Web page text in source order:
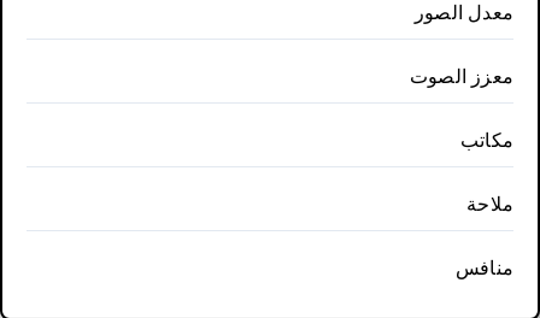
معدل الصور
معزز الصوت
مكاتب
ملاحة
منافس